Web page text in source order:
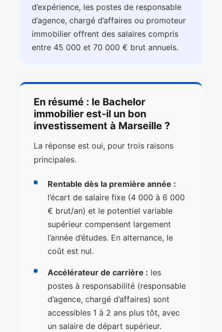
d’expérience, les postes de responsable
d’agence, chargé d’affaires ou promoteur
immobilier offrent des salaires compris
entre 45 000 et 70 000 € brut annuels.
En résumé : le Bachelor
immobilier est-il un bon
investissement à Marseille ?
La réponse est oui, pour trois raisons
principales.
Rentable dès la première année :
l’écart de salaire fixe (4 000 à 6 000
€ brut/an) et le potentiel variable
supérieur compensent largement
l’année d’études. En alternance, le
coût est nul.
Accélérateur de carrière : les
postes à responsabilité (responsable
d’agence, chargé d’affaires) sont
accessibles 1 à 2 ans plus tôt, avec
un salaire de départ supérieur.